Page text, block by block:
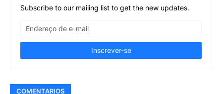
Subscribe to our mailing list to get the new updates.
COMENTARIOS